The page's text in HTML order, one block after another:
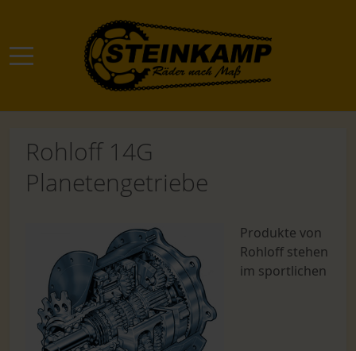
Mobile Menu Toggle
Rohloff 14G
Planetengetriebe
Produkte von
Rohloff stehen
im sportlichen